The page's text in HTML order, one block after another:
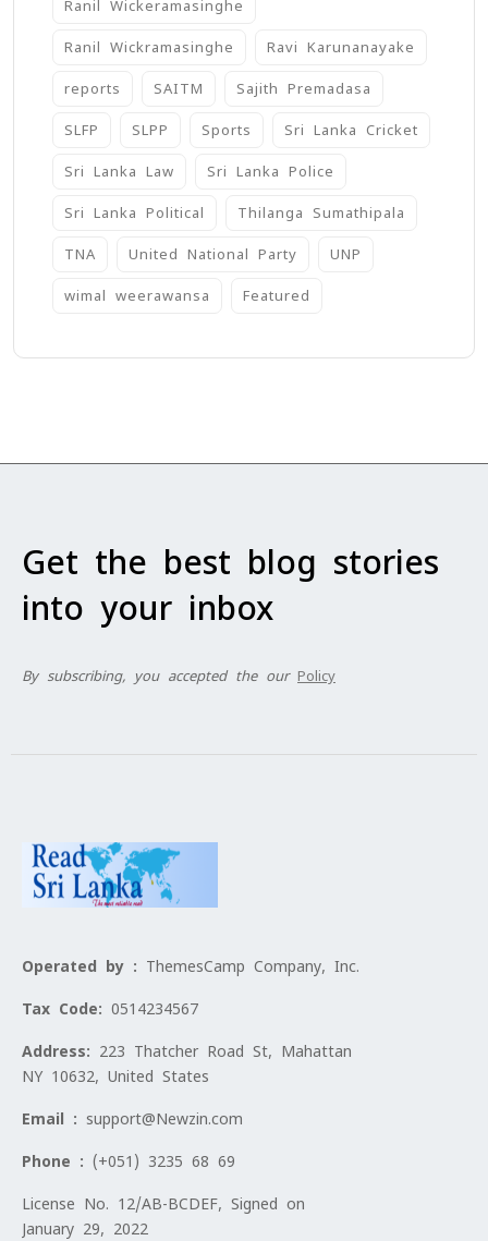
Ranil Wickeramasinghe
Ranil Wickramasinghe Ravi Karunanayake
reports SAITM Sajith Premadasa
SLFP SLPP Sports Sri Lanka Cricket
Sri Lanka Law Sri Lanka Police
Sri Lanka Political Thilanga Sumathipala
TNA United National Party UNP
wimal weerawansa ‍Featured
Get the best blog stories
into your inbox
By subscribing, you accepted the our Policy
Operated by : ThemesCamp Company, Inc.
Tax Code: 0514234567
Address: 223 Thatcher Road St, Mahattan
NY 10632, United States
Email : support@Newzin.com
Phone : (+051) 3235 68 69
License No. 12/AB-BCDEF, Signed on
January 29, 2022